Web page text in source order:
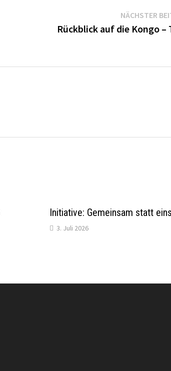
NÄCHSTER
Rückblick auf die Kongo –
Initiative: Gemeinsam statt
3. Juli 2026